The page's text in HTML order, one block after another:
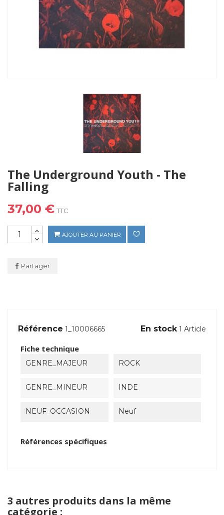
The Underground Youth - The
Falling
37,00 € TTC
AJOUTER AU PANIER
Partager
Référence 1_10006665 En stock 1 Article
Fiche technique
GENRE_MAJEUR ROCK
GENRE_MINEUR INDE
NEUF_OCCASION Neuf
Références spécifiques
3 autres produits dans la même
catégorie :